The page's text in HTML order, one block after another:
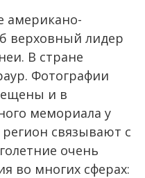
американо-
верховный лидер
В стране
Фотографии
и в
мемориала у
связывают с
очень
во многих сферах: